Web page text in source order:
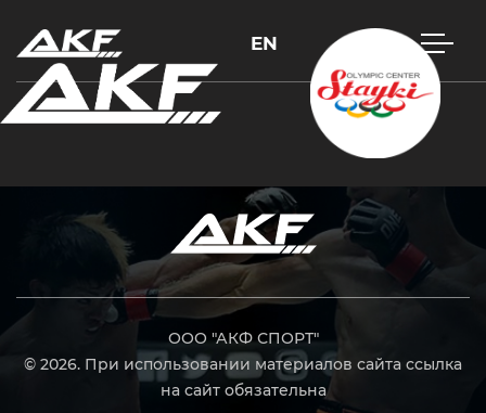
EN
ООО "АКФ СПОРТ"
© 2026. При использовании материалов сайта ссылка
на сайт обязательна
Нажмите Enter для поиска или Esc, чтобы закрыть